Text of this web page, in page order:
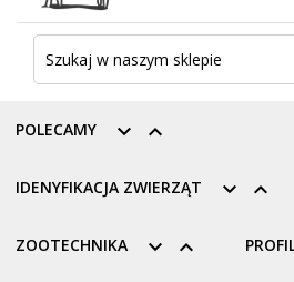
 
POLECAMY
 
IDENYFIKACJA ZWIERZĄT
 
ZOOTECHNIKA